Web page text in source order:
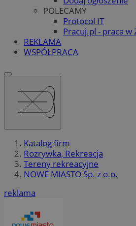
POLECAMY
Protocol IT
Pracuj.pl - praca w
REKLAMA
WSPÓŁPRACA
Katalog firm
Rozrywka, Rekreacja
Tereny rekreacyjne
NOWE MIASTO Sp. z o.o.
reklama